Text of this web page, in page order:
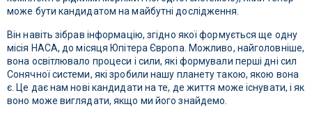
може бути кандидатом на майбутні дослідження.
Він навіть зібрав інформацію, згідно якої формується ще одну
місія НАСА, до місяця Юпітера Європа. Можливо, найголовніше,
вона освітлювало процеси і сили, які формували перші дні сил
Сонячної системи, які зробили нашу планету такою, якою вона
є. Це дає нам нові кандидати на те, де життя може існувати, і як
воно може виглядати, якщо ми його знайдемо.